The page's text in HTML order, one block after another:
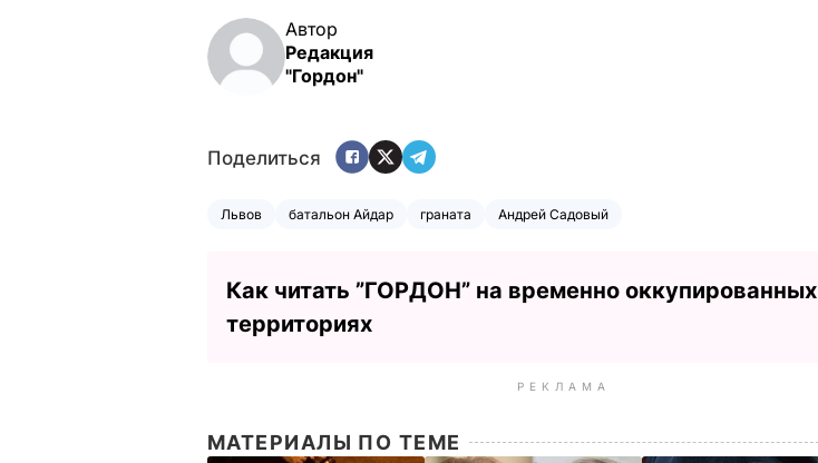
Автор
Редакция
"Гордон"
Поделиться
Львов батальон Айдар граната Андрей Садовый
Как читать ”ГОРДОН” на временно оккупированных
территориях
РЕКЛАМА
МАТЕРИАЛЫ ПО ТЕМЕ